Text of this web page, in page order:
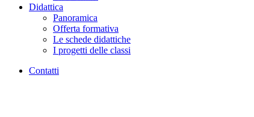
Didattica
Panoramica
Offerta formativa
Le schede didattiche
I progetti delle classi
Contatti